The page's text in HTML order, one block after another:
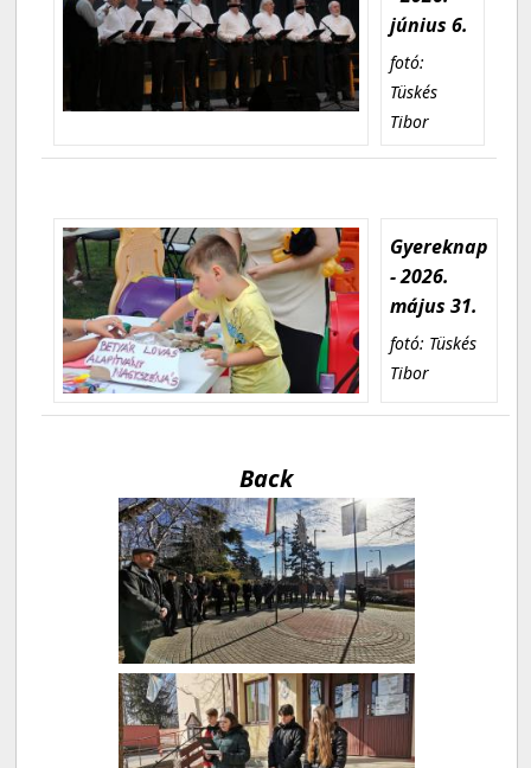
június 6.
fotó:
Tüskés
Tibor
Gyereknap
- 2026.
május 31.
fotó: Tüskés
Tibor
Back